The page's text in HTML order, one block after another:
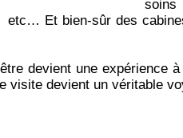
Et bien-sûr des
devient une expérience
visite devient un véritable